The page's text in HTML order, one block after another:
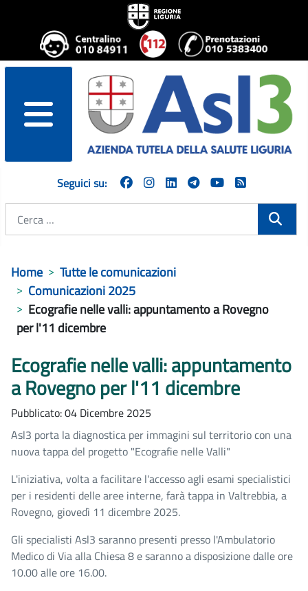
menu
Seguici su:
Home
Tutte le comunicazioni
Comunicazioni 2025
Ecografie nelle valli: appuntamento a Rovegno
per l'11 dicembre
Ecografie nelle valli: appuntamento
a Rovegno per l'11 dicembre
Pubblicato: 04 Dicembre 2025
Asl3 porta la diagnostica per immagini sul territorio con una
nuova tappa del progetto "Ecografie nelle Valli"
L'iniziativa, volta a facilitare l'accesso agli esami specialistici
per i residenti delle aree interne, farà tappa in Valtrebbia, a
Rovegno, giovedì 11 dicembre 2025.
Gli specialisti Asl3 saranno presenti presso l'Ambulatorio
Medico di Via alla Chiesa 8 e saranno a disposizione dalle ore
10.00 alle ore 16.00.